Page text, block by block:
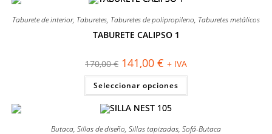
Taburete de interior, Taburetes, Taburetes de polipropileno, Taburetes metálicos
TABURETE CALIPSO 1
170,00€ El
precio
original
era:
170,00 €.
141,00 € El
precio
actual
es:
141,00 €.
+ IVA
Seleccionar opciones
Este
tiene
opciones
Butaca, Sillas de diseño, Sillas tapizadas, Sofá-Butaca